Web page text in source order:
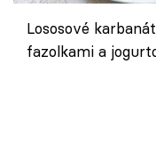
Lososové
fazolkami a